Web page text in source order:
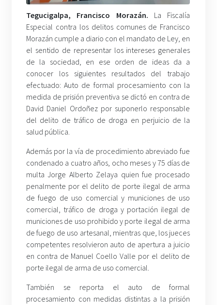
Tegucigalpa, Francisco Morazán. La Fiscalía
Especial contra los delitos comunes de Francisco
Morazán cumple a diario con el mandato de Ley, en
el sentido de representar los intereses generales
de la sociedad, en ese orden de ideas da a
conocer los siguientes resultados del trabajo
efectuado: Auto de formal procesamiento con la
medida de prisión preventiva se dictó en contra de
David Daniel Ordoñez por suponerlo responsable
del delito de tráfico de droga en perjuicio de la
salud pública.
Además por la vía de procedimiento abreviado fue
condenado a cuatro años, ocho meses y 75 días de
multa Jorge Alberto Zelaya quien fue procesado
penalmente por el delito de porte ilegal de arma
de fuego de uso comercial y municiones de uso
comercial, tráfico de droga y portación ilegal de
municiones de uso prohibido y porte ilegal de arma
de fuego de uso artesanal, mientras que, los jueces
competentes resolvieron auto de apertura a juicio
en contra de Manuel Coello Valle por el delito de
porte ilegal de arma de uso comercial.
También se reporta el auto de formal
procesamiento con medidas distintas a la prisión